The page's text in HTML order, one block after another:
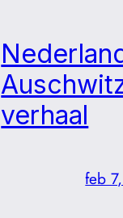
verhaal
feb